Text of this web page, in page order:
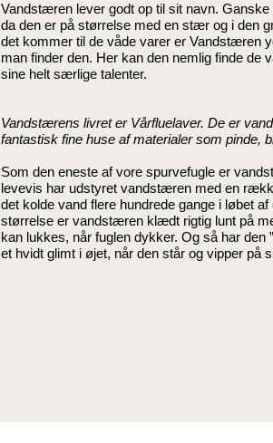
Vandstæren lever godt op til sit navn.
da den er på størrelse med en stær og i den
det kommer til de våde varer er Vandstæren
man finder den. Her kan den nemlig finde
sine helt særlige talenter.
Vandstærens livret er Vårfluelaver. De er
fantastisk fine huse af materialer som pinde,
Som den eneste af vore spurvefugle er
levevis har udstyret vandstæren med en
det kolde vand flere hundrede gange i løbet
størrelse er vandstæren klædt rigtig lunt på
kan lukkes, når fuglen dykker. Og så har den
et hvidt glimt i øjet, når den står og vipper på